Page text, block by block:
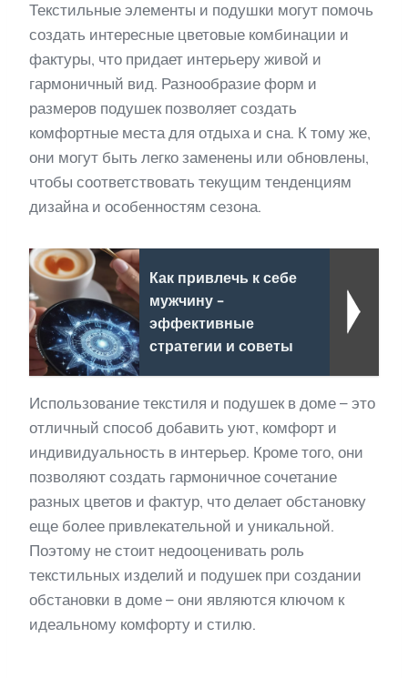
Текстильные элементы и подушки могут помочь
создать интересные цветовые комбинации и
фактуры, что придает интерьеру живой и
гармоничный вид. Разнообразие форм и
размеров подушек позволяет создать
комфортные места для отдыха и сна. К тому же,
они могут быть легко заменены или обновлены,
чтобы соответствовать текущим тенденциям
дизайна и особенностям сезона.
Как привлечь к себе
мужчину -
эффективные
стратегии и советы
Использование текстиля и подушек в доме – это
отличный способ добавить уют, комфорт и
индивидуальность в интерьер. Кроме того, они
позволяют создать гармоничное сочетание
разных цветов и фактур, что делает обстановку
еще более привлекательной и уникальной.
Поэтому не стоит недооценивать роль
текстильных изделий и подушек при создании
обстановки в доме – они являются ключом к
идеальному комфорту и стилю.